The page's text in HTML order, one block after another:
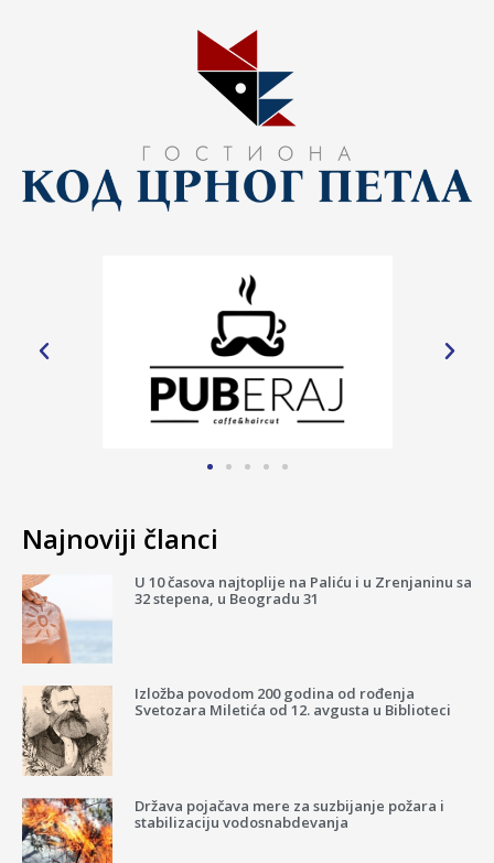
Najnoviji članci
U 10 časova najtoplije na Paliću i u Zrenjaninu sa
32 stepena, u Beogradu 31
Izložba povodom 200 godina od rođenja
Svetozara Miletića od 12. avgusta u Biblioteci
Država pojačava mere za suzbijanje požara i
stabilizaciju vodosnabdevanja